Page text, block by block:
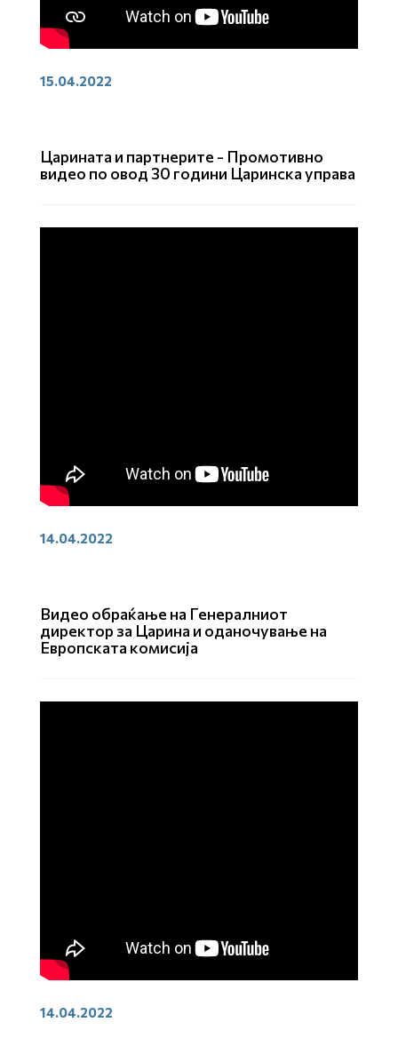
15.04.2022
Царината и партнерите - Промотивно
видео по овод 30 години Царинска управа
14.04.2022
Видео обраќање на Генералниот
директор за Царина и оданочување на
Европската комисија
14.04.2022